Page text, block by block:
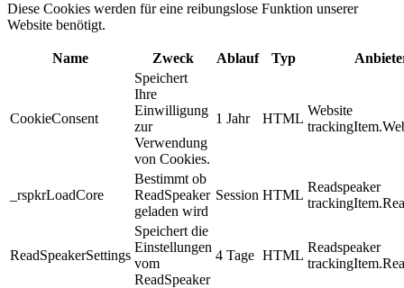
Diese Cookies werden für eine reibungslose Funktion unserer
Website benötigt.
Name Zweck Ablauf Typ
CookieConsent
Speichert
Ihre
Einwilligung
zur
Verwendung
von Cookies.
1 Jahr HTML
Website
_rspkrLoadCore
Bestimmt ob
ReadSpeaker
geladen wird
Session HTML
Readspeaker
ReadSpeakerSettings
Speichert die
Einstellungen
vom
ReadSpeaker
4 Tage HTML
Readspeaker